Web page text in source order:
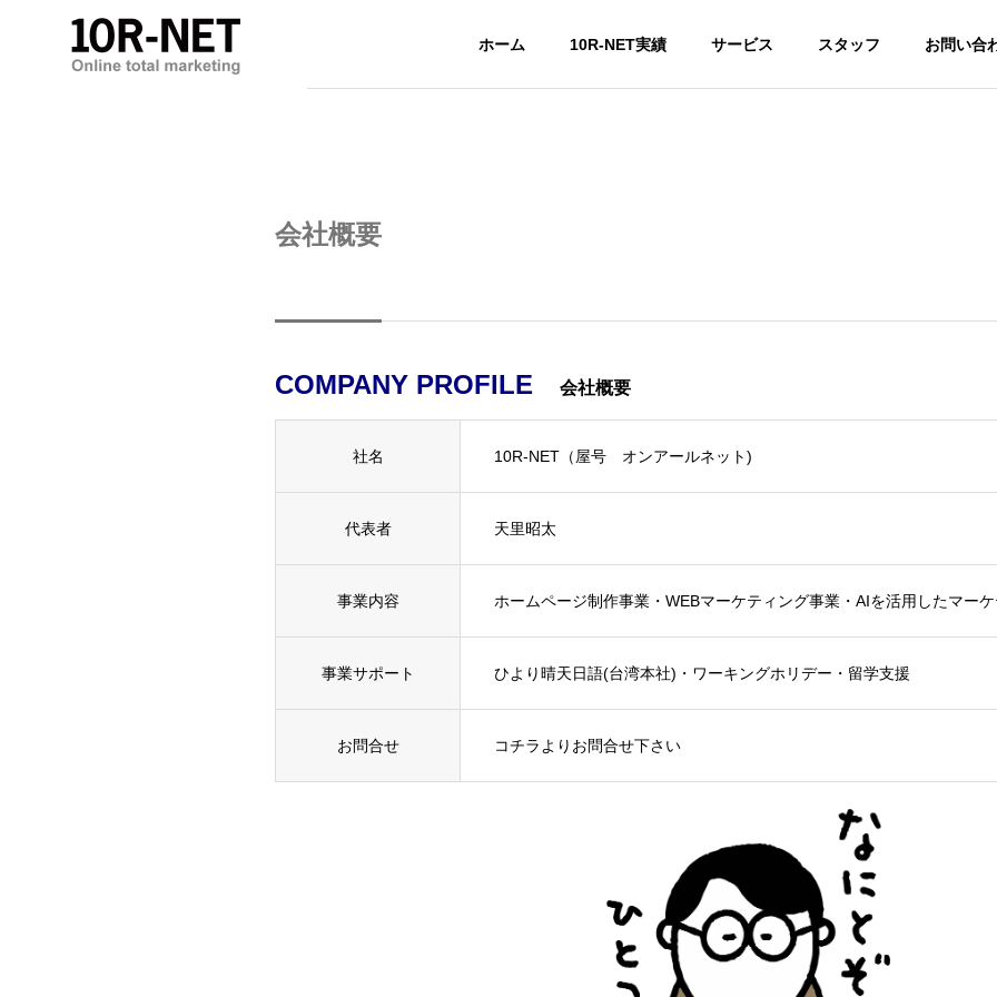
ホーム 10R-NET実績 サービス スタッフ お問い合
会社概要
COMPANY PROFILE 会社概要
社名 10R-NET（屋号 オンアールネット)
代表者 天里昭太
事業内容 ホームページ制作事業・WEBマーケティング事業・AIを活用したマー
事業サポート ひより晴天日語(台湾本社)・ワーキングホリデー・留学支援
お問合せ コチラよりお問合せ下さい